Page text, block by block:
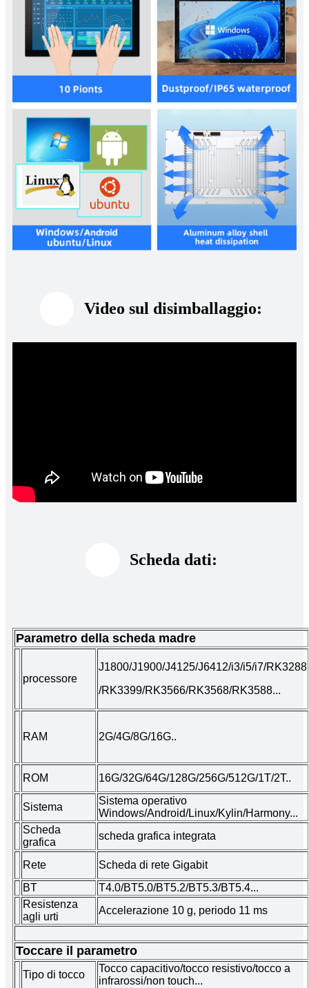
Video sul disimballaggio:
Scheda dati:
Parametro della scheda madre
processore
J1800/J1900/J4125/J6412/i3/i5/i7/RK3288
/RK3399/RK3566/RK3568/RK3588...
RAM 2G/4G/8G/16G..
ROM 16G/32G/64G/128G/256G/512G/1T/2T..
Sistema
Sistema operativo
Windows/Android/Linux/Kylin/Harmony...
Scheda
grafica
scheda grafica integrata
Rete
Scheda di rete Gigabit
BT
T4.0/BT5.0/BT5.2/BT5.3/BT5.4...
Resistenza
agli urti
Accelerazione 10 g, periodo 11 ms
Toccare il parametro
Tipo di tocco
Tocco capacitivo/tocco resistivo/tocco a
infrarossi/non touch...